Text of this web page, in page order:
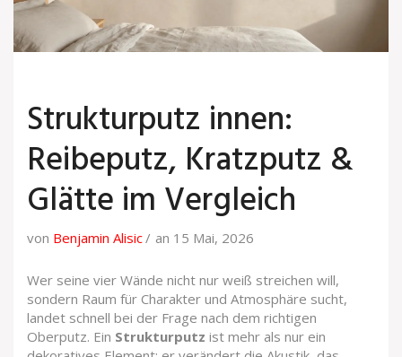
Strukturputz innen:
Reibeputz, Kratzputz &
Glätte im Vergleich
von Benjamin Alisic an 15 Mai, 2026
Wer seine vier Wände nicht nur weiß streichen will,
sondern Raum für Charakter und Atmosphäre sucht,
landet schnell bei der Frage nach dem richtigen
Oberputz. Ein Strukturputz ist mehr als nur ein